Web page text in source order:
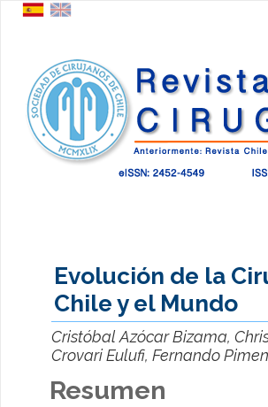
Evolución de la
Chile y el Mundo
Cristóbal Azócar Bizama,
Crovari Eulufi, Fernando
Resumen